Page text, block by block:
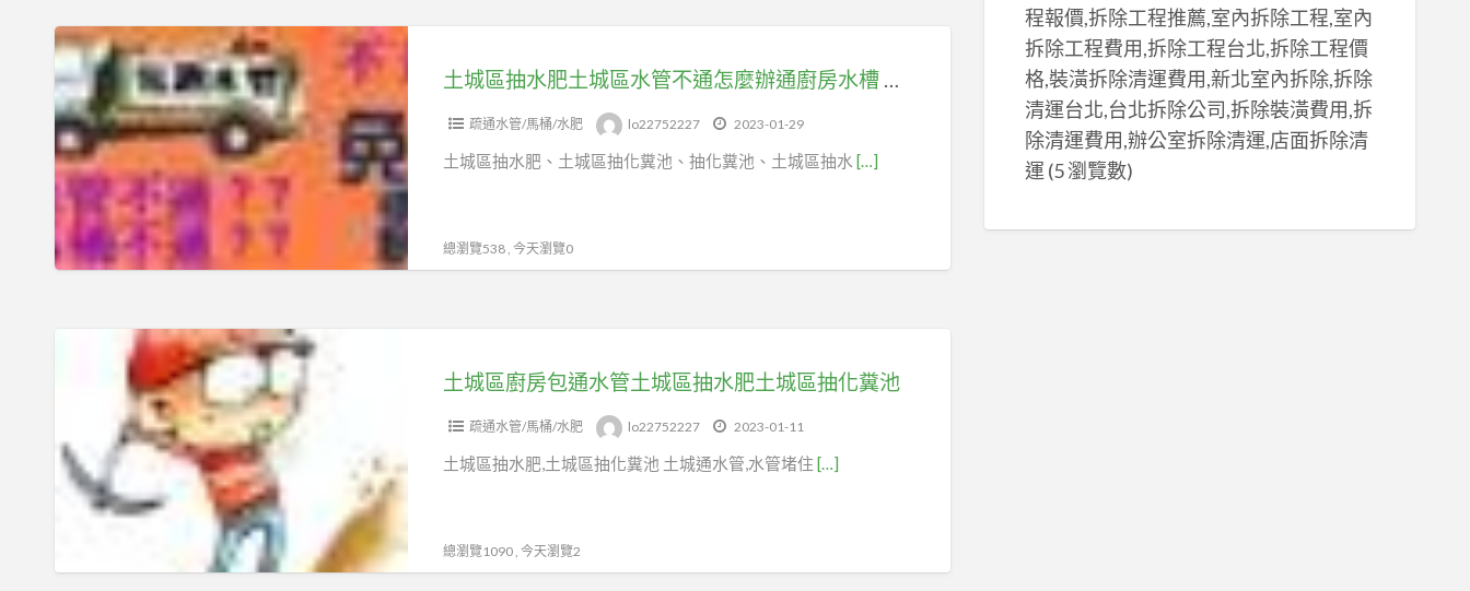
化
糞
池
管
不
通
怎
麼
辦
通
廚
房
抽
化
土
城
區
抽
水
肥
土
城
區
麼
辦
房
土城區抽水肥土城區水管不通怎麼辦通廚房水槽 土城區抽化糞池
疏通水管/馬桶/水肥 lo22752227 2023-01-29
土城區抽水肥、土城區抽化糞池、抽化糞池、土城區抽水 […]
總瀏覽538 , 今天瀏覽0
房
包
管
土城區廚房包通水管土城區抽水肥土城區抽化糞池
疏通水管/馬桶/水肥 lo22752227 2023-01-11
土城區抽水肥,土城區抽化糞池 土城通水管,水管堵住 […]
總瀏覽1090 , 今天瀏覽2
程報價,拆除工程推薦,室內拆除工程,室內
拆除工程費用,拆除工程台北,拆除工程價
格,裝潢拆除清運費用,新北室內拆除,拆除
清運台北,台北拆除公司,拆除裝潢費用,拆
除清運費用,辦公室拆除清運,店面拆除清
運 (5 瀏覽數)